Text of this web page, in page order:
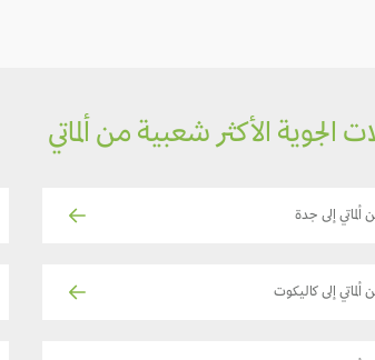
الجوية الأكثر شعبية من ألماتي
إلى جدة
إلى كاليكوت